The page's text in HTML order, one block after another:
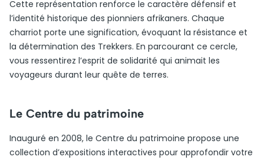
Cette représentation renforce le caractère défensif et
l’identité historique des pionniers afrikaners. Chaque
charriot porte une signification, évoquant la résistance et
la détermination des Trekkers. En parcourant ce cercle,
vous ressentirez l’esprit de solidarité qui animait les
voyageurs durant leur quête de terres.
Le Centre du patrimoine
Inauguré en 2008, le Centre du patrimoine propose une
collection d’expositions interactives pour approfondir votre